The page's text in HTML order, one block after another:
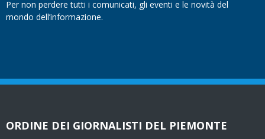
Per non perdere tutti i comunicati, gli eventi e le novità del
mondo dell’informazione.
ORDINE DEI GIORNALISTI DEL PIEMONTE